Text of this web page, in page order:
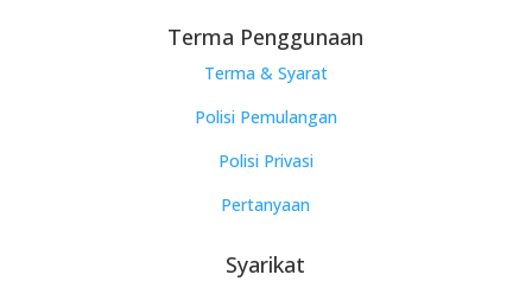
Terma Penggunaan
Terma & Syarat
Polisi Pemulangan
Polisi Privasi
Pertanyaan
Syarikat